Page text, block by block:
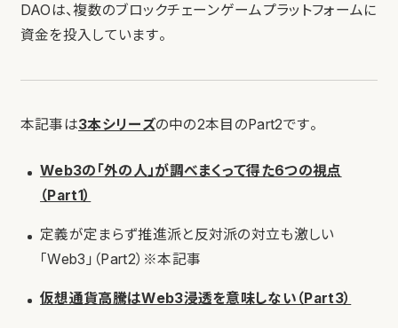
DAOは、複数のブロックチェーンゲームプラットフォームに
資金を投入しています。
本記事は3本シリーズの中の2本目のPart2です。
Web3の「外の人」が調べまくって得た6つの視点
（Part1）
定義が定まらず推進派と反対派の対立も激しい
「Web3」（Part2）※本記事
仮想通貨高騰はWeb3浸透を意味しない（Part3）